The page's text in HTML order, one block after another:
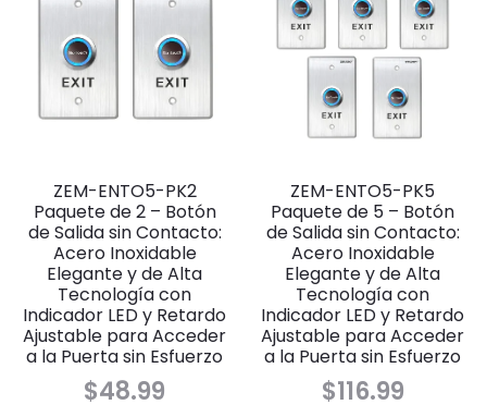
ZEM-ENTO5-PK2
Paquete de 2 – Botón
de Salida sin Contacto:
Acero Inoxidable
Elegante y de Alta
Tecnología con
Indicador LED y Retardo
Ajustable para Acceder
a la Puerta sin Esfuerzo
$48.99
ZEM-ENTO5-PK5
Paquete de 5 – Botón
de Salida sin Contacto:
Acero Inoxidable
Elegante y de Alta
Tecnología con
Indicador LED y Retardo
Ajustable para Acceder
a la Puerta sin Esfuerzo
$116.99